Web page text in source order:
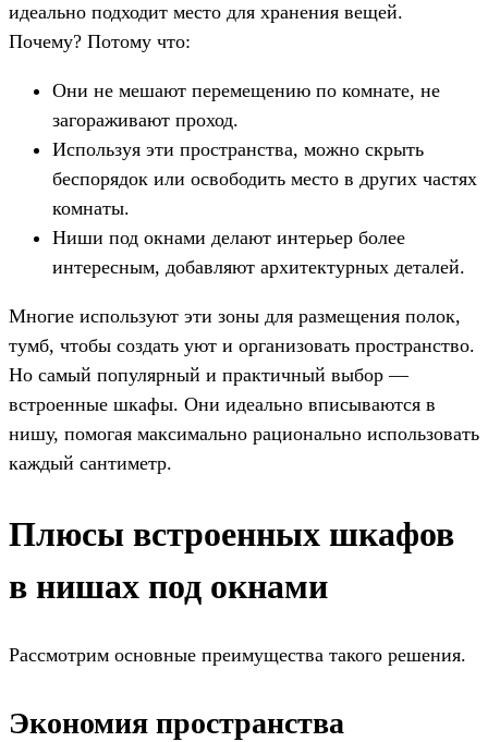
идеально подходит место для хранения вещей.
Почему? Потому что:
Они не мешают перемещению по комнате, не
загораживают проход.
Используя эти пространства, можно скрыть
беспорядок или освободить место в других частях
комнаты.
Ниши под окнами делают интерьер более
интересным, добавляют архитектурных деталей.
Многие используют эти зоны для размещения полок,
тумб, чтобы создать уют и организовать пространство.
Но самый популярный и практичный выбор —
встроенные шкафы. Они идеально вписываются в
нишу, помогая максимально рационально использовать
каждый сантиметр.
Плюсы встроенных шкафов
в нишах под окнами
Рассмотрим основные преимущества такого решения.
Экономия пространства